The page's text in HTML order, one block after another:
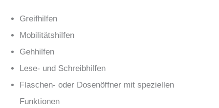
Greifhilfen
Mobilitätshilfen
Gehhilfen
Lese- und Schreibhilfen
Flaschen- oder Dosenöffner mit speziellen
Funktionen